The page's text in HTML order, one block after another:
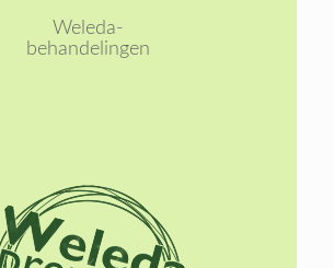
Weleda-
behandelingen
Lees